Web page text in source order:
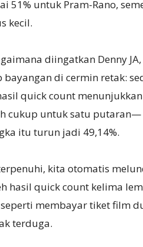
51% untuk Pram-Rano,
kecil.
diingatkan Denny
di cermin retak:
quick count
cukup untuk satu
itu turun jadi 49,14%.
kita otomatis
hasil quick count kelima
membayar tiket film
terduga.